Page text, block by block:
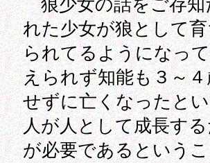
狼少女の話をご存知
れた少女が狼として
られてるようになっ
えられず知能も３～
せずに亡くなったと
人が人として成長す
が必要であるという